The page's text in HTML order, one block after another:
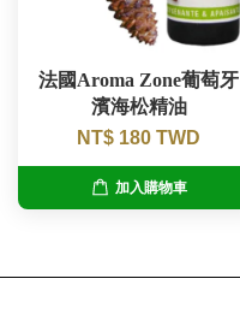
法國Aroma Zone葡萄牙
濱海松精油
NT$ 180 TWD
加入購物車